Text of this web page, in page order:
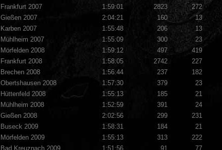
Frankfurt 2007
1:59:01 2823
272
Gießen 2007
2:04:21 160
13
Karben 2007
1:55:48 206
13
Mühlheim 2007
1:55:09 300
23
Mörfelden 2008
1:59:12 497
419
Frankfurt 2008
1:58:05 2742
227
Brechen 2008
1:56:44 237
182
Obertshausen 2008
1:57:30 379
23
Hüttenfeld 2008
1:55:13 185
21
Mühlheim 2008
1:52:59 391
24
Gießen 2008
2:02:56 299
231
Buseck 2009
1:58:31 184
21
Mörfelden 2009
1:55:13 313
222
Bad Kreuznach 2009
1:51:56 91 77